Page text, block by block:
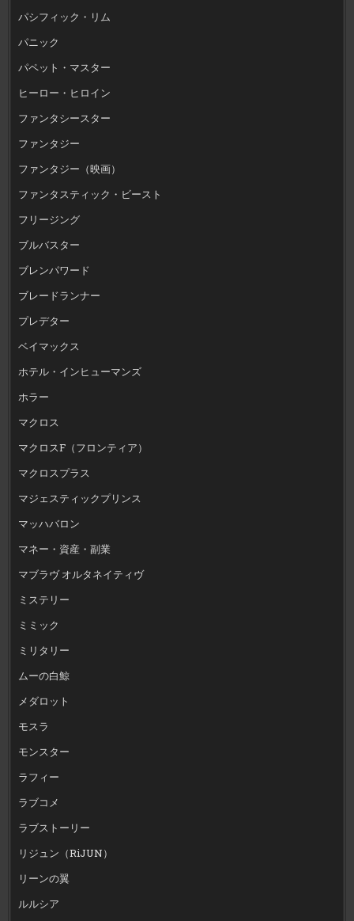
パシフィック・リム
パニック
パペット・マスター
ヒーロー・ヒロイン
ファンタシースター
ファンタジー
ファンタジー（映画）
ファンタスティック・ビースト
フリージング
ブルバスター
ブレンパワード
ブレードランナー
プレデター
ベイマックス
ホテル・インヒューマンズ
ホラー
マクロス
マクロスF（フロンティア）
マクロスプラス
マジェスティックプリンス
マッハバロン
マネー・資産・副業
マブラヴ オルタネイティヴ
ミステリー
ミミック
ミリタリー
ムーの白鯨
メダロット
モスラ
モンスター
ラフィー
ラブコメ
ラブストーリー
リジュン（RiJUN）
リーンの翼
ルルシア